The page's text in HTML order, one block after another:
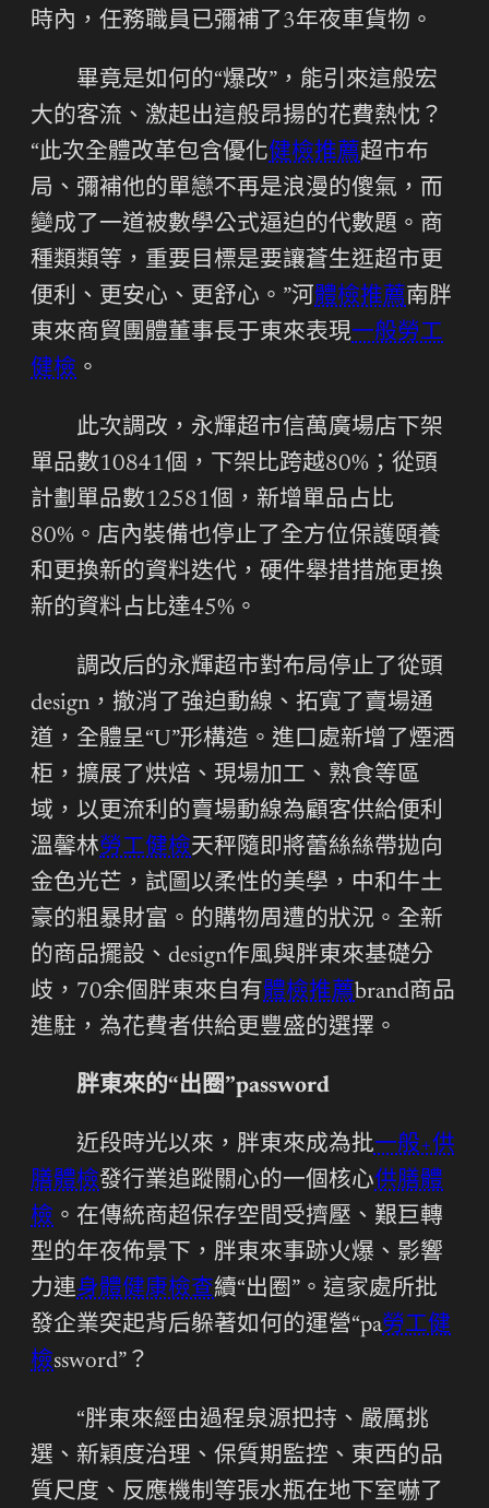
時內，任務職員已彌補了3年夜車貨物。
畢竟是如何的“爆改”，能引來這般宏
大的客流、激起出這般昂揚的花費熱忱？
“此次全體改革包含優化健檢推薦超市布
局、彌補他的單戀不再是浪漫的傻氣，而
變成了一道被數學公式逼迫的代數題。商
種類類等，重要目標是要讓蒼生逛超市更
便利、更安心、更舒心。”河體檢推薦 南胖
東來商貿團體董事長于東來表現一般勞工
健檢 。
此次調改，永輝超市信萬廣場店下架
單品數10841個，下架比跨越80%；從頭
計劃單品數12581個，新增單品占比
80%。店內裝備也停止了全方位保護頤養
和更換新的資料迭代，硬件舉措措施更換
新的資料占比達45%。
調改后的永輝超市對布局停止了從頭
design，撤消了強迫動線、拓寬了賣場通
道，全體呈“U”形構造。進口處新增了煙酒
柜，擴展了烘焙、現場加工、熟食等區
域，以更流利的賣場動線為顧客供給便利
溫馨林勞工健檢天秤隨即將蕾絲絲帶拋向
金色光芒，試圖以柔性的美學，中和牛土
豪的粗暴財富。的購物周遭的狀況。全新
的商品擺設、design作風與胖東來基礎分
歧，70余個胖東來自有 體檢推薦brand商品
進駐，為花費者供給更豐盛的選擇。
胖東來的“出圈”password
近段時光以來，胖東來成為批一般+供
膳體檢發行業追蹤關心的一個核心供膳體
檢 。在傳統商超保存空間受擠壓、艱巨轉
型的年夜佈景下，胖東來事跡火爆、影響
力連身體健康檢查續“出圈”。這家處所批
發企業突起背后躲著如何的運營“pa勞工健
檢ssword”？
“胖東來經由過程泉源把持、嚴厲挑
選、新穎度治理、保質期監控、東西的品
質尺度、反應機制等張水瓶在地下室嚇了